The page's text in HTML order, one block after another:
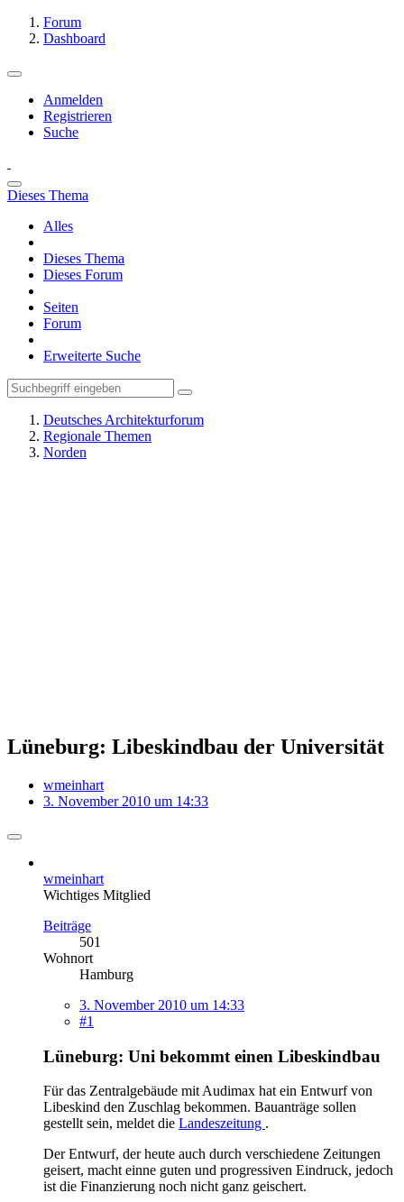
Forum
Dashboard
Anmelden
Registrieren
Suche
Dieses Thema
Alles
Dieses Thema
Dieses Forum
Seiten
Forum
Erweiterte Suche
Deutsches Architekturforum
Regionale Themen
Norden
Lüneburg: Libeskindbau der Universität
wmeinhart
3. November 2010 um 14:33
wmeinhart
Wichtiges Mitglied
Beiträge
501
Wohnort
Hamburg
3. November 2010 um 14:33
#1
Lüneburg: Uni bekommt einen Libeskindbau
Für das Zentralgebäude mit Audimax hat ein Entwurf von
Libeskind den Zuschlag bekommen. Bauanträge sollen
gestellt sein, meldet die Landeszeitung .
Der Entwurf, der heute auch durch verschiedene Zeitungen
geisert, macht einne guten und progressiven Eindruck, jedoch
ist die Finanzierung noch nicht ganz geischert.